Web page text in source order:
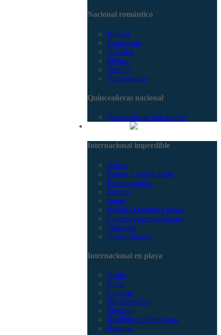
Nacional romántico
Boyacá
Capurganá
Girardot
Melgar
San Gil
Villavicencio
Quinceañeras nacional
Quinceañeras San Andrés
Internacional imperdible
Africa
Egipto y Tierra Santa
Estados unidos
Europa
Japón
Parques Orlando Florida
Cruceros internacionales
Tailandia
Viajes Baratos
Internacional en playa
Aruba
Cuba
Curacao
Isla Margarita
México
República Dominicana
Panamá